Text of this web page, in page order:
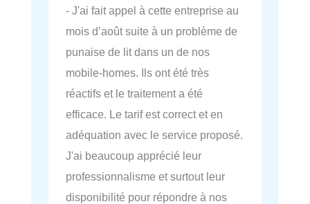
- J'ai fait appel à cette entreprise au
mois d’août suite à un problème de
punaise de lit dans un de nos
mobile-homes. Ils ont été très
réactifs et le traitement a été
efficace. Le tarif est correct et en
adéquation avec le service proposé.
J'ai beaucoup apprécié leur
professionnalisme et surtout leur
disponibilité pour répondre à nos